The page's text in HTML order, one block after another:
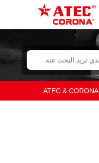
ATEC & CORONA